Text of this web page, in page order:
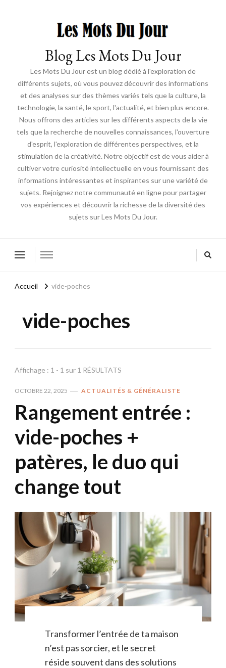
Blog Les Mots Du Jour
Les Mots Du Jour est un blog dédié à l'exploration de
différents sujets, où vous pouvez découvrir des informations
et des analyses sur des thèmes variés tels que la culture, la
technologie, la santé, le sport, l'actualité, et bien plus encore.
Nous offrons des articles sur les différents aspects de la vie
tels que la recherche de nouvelles connaissances, l'ouverture
d'esprit, l'exploration de différentes perspectives, et la
stimulation de la créativité. Notre objectif est de vous aider à
cultiver votre curiosité intellectuelle en vous fournissant des
informations intéressantes et inspirantes sur une variété de
sujets. Rejoignez notre communauté en ligne pour partager
vos expériences et découvrir la richesse de la diversité des
sujets sur Les Mots Du Jour.
Accueil vide-poches
vide-poches
Affichage : 1 - 1 sur 1 RÉSULTATS
OCTOBRE 22, 2025 ACTUALITÉS & GÉNÉRALISTE
Rangement entrée :
vide-poches +
patères, le duo qui
change tout
Transformer l’entrée de ta maison
n’est pas sorcier, et le secret
réside souvent dans des solutions